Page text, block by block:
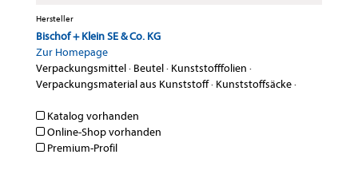
Hersteller
Bischof + Klein SE & Co. KG
Zur Homepage
Verpackungsmittel· Beutel· Kunststofffolien ·
Verpackungsmaterial aus Kunststoff· Kunststoffsäcke·
Katalog vorhanden
Online-Shop vorhanden
Premium-Profil